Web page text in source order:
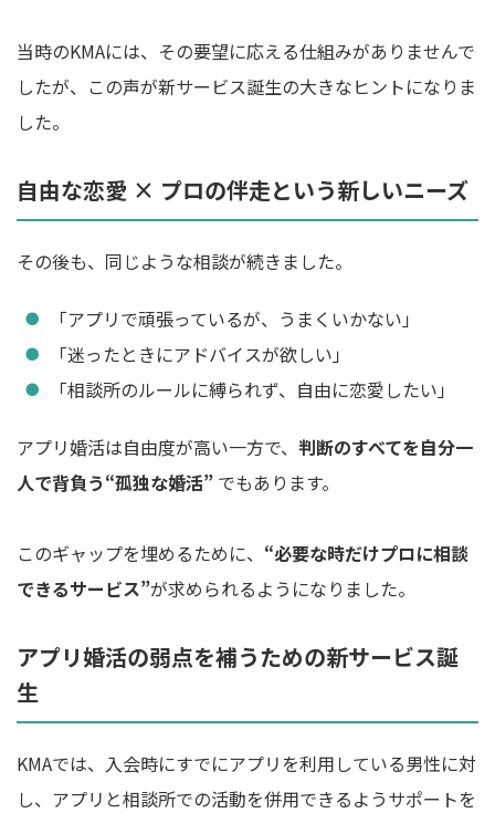
当時のKMAには、その要望に応える仕組みがありませんで
したが、この声が新サービス誕生の大きなヒントになりま
した。
自由な恋愛 × プロの伴走という新しいニーズ
その後も、同じような相談が続きました。
「アプリで頑張っているが、うまくいかない」
「迷ったときにアドバイスが欲しい」
「相談所のルールに縛られず、自由に恋愛したい」
アプリ婚活は自由度が高い一方で、 判断のすべてを自分一
人で背負う“孤独な婚活” でもあります。
このギャップを埋めるために、 “必要な時だけプロに相談
できるサービス”が求められるようになりました。
アプリ婚活の弱点を補うための新サービス誕
生
KMAでは、入会時にすでにアプリを利用している男性に対
し、アプリと相談所での活動を併用できるようサポートを